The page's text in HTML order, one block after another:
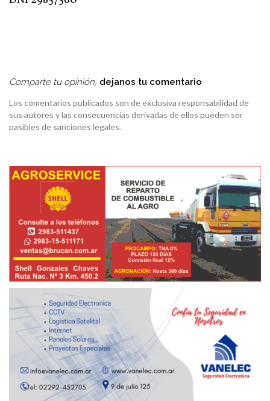
Comparte tu opinión, dejanos tu comentario
Los comentarios publicados son de exclusiva responsabilidad de
sus autores y las consecuencias derivadas de ellos pueden ser
pasibles de sanciones legales.